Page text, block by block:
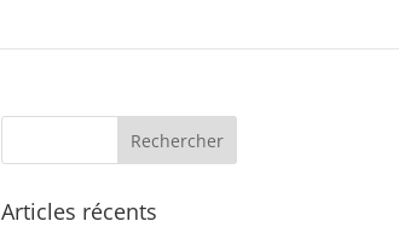
Articles récents